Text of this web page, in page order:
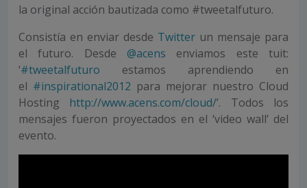
la original acción bautizada como #tweetalfuturo.
Consistía en enviar desde Twitter un mensaje para
el futuro. Desde @acens enviamos este tuit:
‘#tweetalfuturo estamos aprendiendo en
el #inspirational2012 para mejorar nuestro Cloud
Hosting http://www.acens.com/cloud/’. Todos los
mensajes fueron proyectados en el ‘video wall’ del
evento.